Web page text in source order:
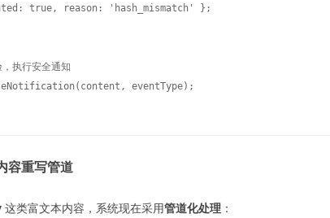
true, reason: 'hash_mismatch' };
执行安全通知
eventType);
容重写管道
这类富文本内容，系统现在采用管道化处理 ：